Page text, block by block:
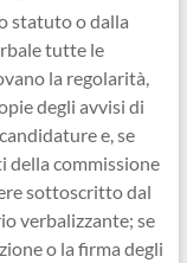
statuto o dalla
tutte le
la regolarità,
degli avvisi di
e, se
della commissione
sottoscritto dal
verbalizzante; se
o la firma degli